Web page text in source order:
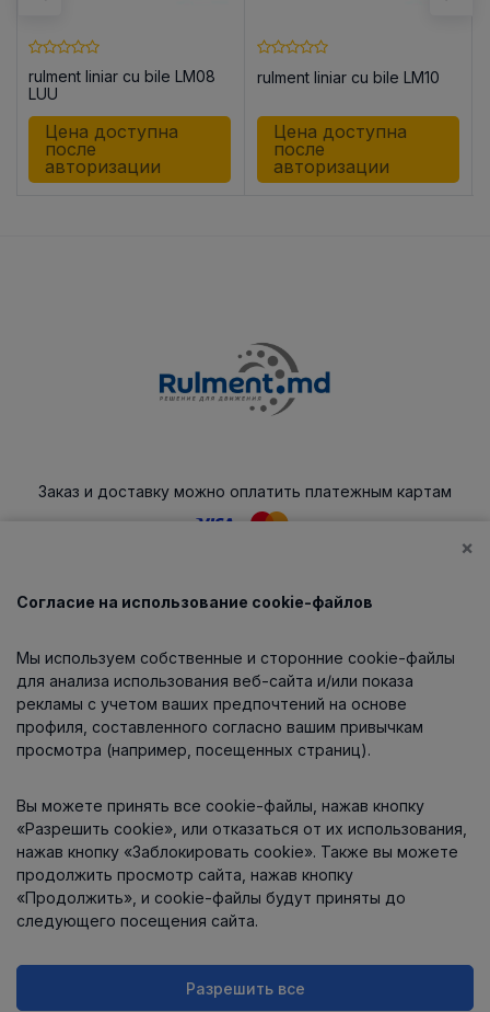
rulment liniar cu bile LM08
LUU
Цена доступна
после
авторизации
rulment liniar cu bile LM10
Цена доступна
после
авторизации
Заказ и доставку можно оплатить платежным картам
Каталог
О компании
Информация
Контакты
×
Согласие на использование cookie-файлов
Мы используем собственные и сторонние cookie-файлы
для анализа использования веб-сайта и/или показа
рекламы с учетом ваших предпочтений на основе
профиля, составленного согласно вашим привычкам
просмотра (например, посещенных страниц).
Вы можете принять все cookie-файлы, нажав кнопку
«Разрешить cookie», или отказаться от их использования,
нажав кнопку «Заблокировать cookie». Также вы можете
продолжить просмотр сайта, нажав кнопку
«Продолжить», и cookie-файлы будут приняты до
следующего посещения сайта.
Разрешить все